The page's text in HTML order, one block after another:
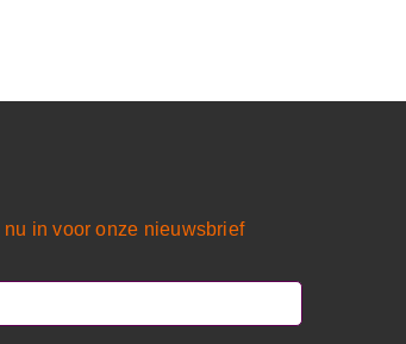
nu in voor onze nieuwsbrief